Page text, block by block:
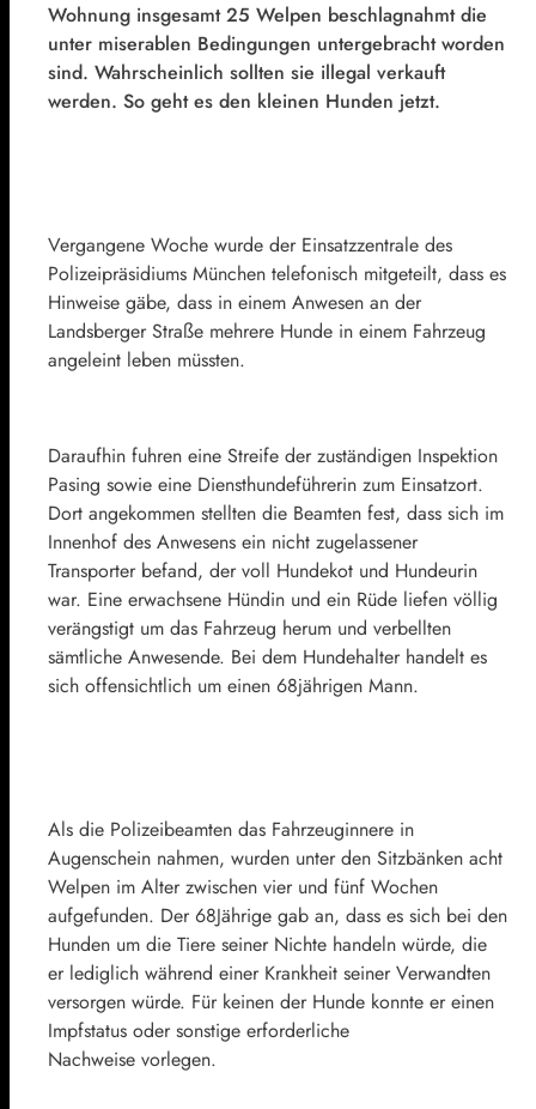
Wohnung insgesamt 25 Welpen beschlagnahmt die
unter miserablen Bedingungen untergebracht worden
sind. Wahrscheinlich sollten sie illegal verkauft
werden. So geht es den kleinen Hunden jetzt.
Vergangene Woche wurde der Einsatzzentrale des
Polizeipräsidiums München telefonisch mitgeteilt, dass es
Hinweise gäbe, dass in einem Anwesen an der
Landsberger Straße mehrere Hunde in einem Fahrzeug
angeleint leben müssten.
Daraufhin fuhren eine Streife der zuständigen Inspektion
Pasing sowie eine Diensthundeführerin zum Einsatzort.
Dort angekommen stellten die Beamten fest, dass sich im
Innenhof des Anwesens ein nicht zugelassener
Transporter befand, der voll Hundekot und Hundeurin
war. Eine erwachsene Hündin und ein Rüde liefen völlig
verängstigt um das Fahrzeug herum und verbellten
sämtliche Anwesende. Bei dem Hundehalter handelt es
sich offensichtlich um einen 68jährigen Mann.
Als die Polizeibeamten das Fahrzeuginnere in
Augenschein nahmen, wurden unter den Sitzbänken acht
Welpen im Alter zwischen vier und fünf Wochen
aufgefunden. Der 68Jährige gab an, dass es sich bei den
Hunden um die Tiere seiner Nichte handeln würde, die
er lediglich während einer Krankheit seiner Verwandten
versorgen würde. Für keinen der Hunde konnte er einen
Impfstatus oder sonstige erforderliche
Nachweise vorlegen.